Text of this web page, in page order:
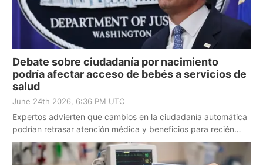
Debate sobre ciudadanía por nacimiento
podría afectar acceso de bebés a servicios de
salud
June 24th 2026, 6:36 PM UTC
Expertos advierten que cambios en la ciudadanía automática
podrían retrasar atención médica y beneficios para recién
nacidos.